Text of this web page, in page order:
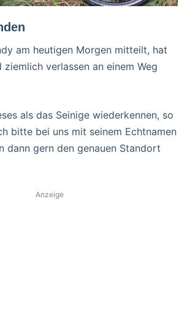
am heutigen Morgen mitteilt, hat
ziemlich verlassen an einem Weg
als das Seinige wiederkennen, so
bitte bei uns mit seinem Echtnamen
dann gern den genauen Standort
Anzeige